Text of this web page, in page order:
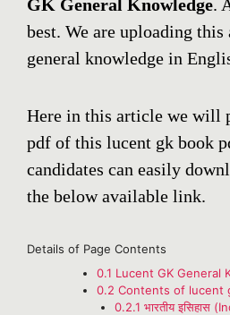
GK General Knowledge.
best. We are uploading
general knowledge in
Here in this article we will
pdf of this lucent gk book
candidates can easily
the below available link.
Details of Page Contents
0.1 Lucent GK General
0.2 Contents of lucent
0.2.1 भारतीय इसिहास